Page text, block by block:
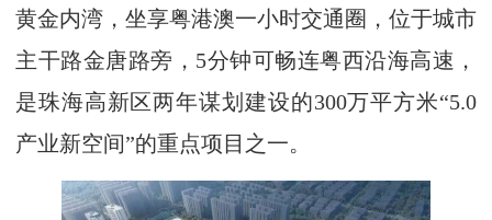
黄金内湾，坐享粤港澳一小时交通圈，位于城市
主干路金唐路旁，5分钟可畅连粤西沿海高速，
是珠海高新区两年谋划建设的300万平方米“5.0
产业新空间”的重点项目之一。